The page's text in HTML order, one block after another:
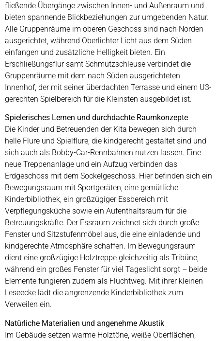
fließende Übergänge zwischen Innen- und Außenraum und
bieten spannende Blickbeziehungen zur umgebenden Natur.
Alle Gruppenräume im oberen Geschoss sind nach Norden
ausgerichtet, während Oberlichter Licht aus dem Süden
einfangen und zusätzliche Helligkeit bieten. Ein
Erschließungsflur samt Schmutzschleuse verbindet die
Gruppenräume mit dem nach Süden ausgerichteten
Innenhof, der mit seiner überdachten Terrasse und einem U3-
gerechten Spielbereich für die Kleinsten ausgebildet ist.
Spielerisches Lernen und durchdachte Raumkonzepte
Die Kinder und Betreuenden der Kita bewegen sich durch
helle Flure und Spielflure, die kindgerecht gestaltet sind und
sich auch als Bobby-Car-Rennbahnen nutzen lassen. Eine
neue Treppenanlage und ein Aufzug verbinden das
Erdgeschoss mit dem Sockelgeschoss. Hier befinden sich ein
Bewegungsraum mit Sportgeräten, eine gemütliche
Kinderbibliothek, ein großzügiger Essbereich mit
Verpflegungsküche sowie ein Aufenthaltsraum für die
Betreuungskräfte. Der Essraum zeichnet sich durch große
Fenster und Sitzstufenmöbel aus, die eine einladende und
kindgerechte Atmosphäre schaffen. Im Bewegungsraum
dient eine großzügige Holztreppe gleichzeitig als Tribüne,
während ein großes Fenster für viel Tageslicht sorgt – beide
Elemente fungieren zudem als Fluchtweg. Mit ihrer kleinen
Leseecke lädt die angrenzende Kinderbibliothek zum
Verweilen ein.
Natürliche Materialien und angenehme Akustik
Im Gebäude setzen warme Holztöne, weiße Oberflächen,